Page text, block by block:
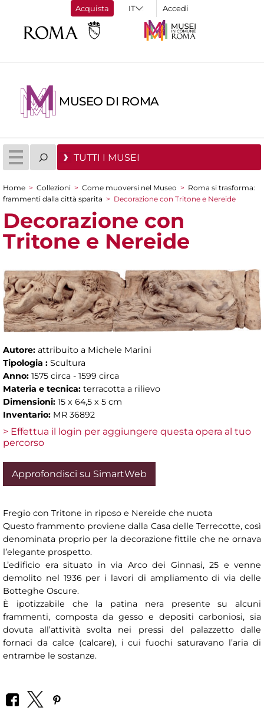
Acquista Accedi
MUSEO DI ROMA
TUTTI I MUSEI
Tu sei qui
Home > Collezioni > Come muoversi nel Museo > Roma si trasforma:
frammenti dalla città sparita > Decorazione con Tritone e Nereide
Decorazione con
Tritone e Nereide
Autore: attribuito a Michele Marini
Tipologia : Scultura
Anno: 1575 circa - 1599 circa
Materia e tecnica: terracotta a rilievo
Dimensioni: 15 x 64,5 x 5 cm
Inventario: MR 36892
> Effettua il login per aggiungere questa opera al tuo
percorso
Approfondisci su SimartWeb
Fregio con Tritone in riposo e Nereide che nuota
Questo frammento proviene dalla Casa delle Terrecotte, così
denominata proprio per la decorazione fittile che ne ornava
l’elegante prospetto.
L’edificio era situato in via Arco dei Ginnasi, 25 e venne
demolito nel 1936 per i lavori di ampliamento di via delle
Botteghe Oscure.
È ipotizzabile che la patina nera presente su alcuni
frammenti, composta da gesso e depositi carboniosi, sia
dovuta all’attività svolta nei pressi del palazzetto dalle
fornaci da calce (calcare), i cui fuochi saturavano l’aria di
entrambe le sostanze.